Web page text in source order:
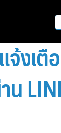
ฝากข่าวป
จ้งเตื
น